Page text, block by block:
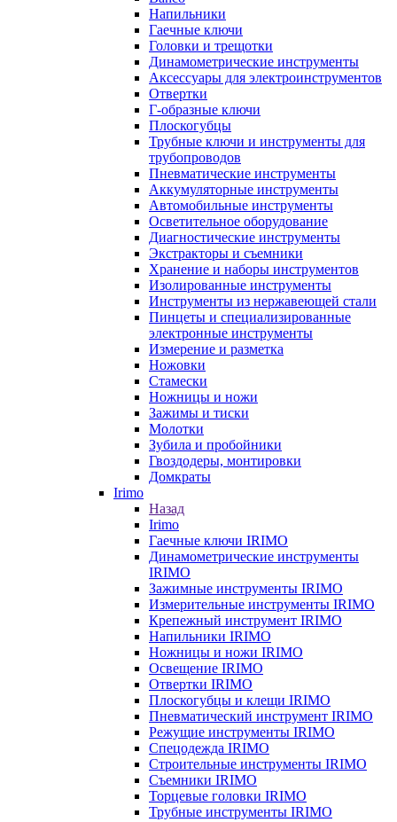
Напильники
Гаечные ключи
Головки и трещотки
Динамометрические инструменты
Аксессуары для электроинструментов
Отвертки
Г-образные ключи
Плоскогубцы
Трубные ключи и инструменты для
трубопроводов
Пневматические инструменты
Аккумуляторные инструменты
Автомобильные инструменты
Осветительное оборудование
Диагностические инструменты
Экстракторы и съемники
Хранение и наборы инструментов
Изолированные инструменты
Инструменты из нержавеющей стали
Пинцеты и специализированные
электронные инструменты
Измерение и разметка
Ножовки
Стамески
Ножницы и ножи
Зажимы и тиски
Молотки
Зубила и пробойники
Гвоздодеры, монтировки
Домкраты
Irimo
Назад
Irimo
Гаечные ключи IRIMO
Динамометрические инструменты
IRIMO
Зажимные инструменты IRIMO
Измерительные инструменты IRIMO
Крепежный инструмент IRIMO
Напильники IRIMO
Ножницы и ножи IRIMO
Освещение IRIMO
Отвертки IRIMO
Плоскогубцы и клещи IRIMO
Пневматический инструмент IRIMO
Режущие инструменты IRIMO
Спецодежда IRIMO
Строительные инструменты IRIMO
Съемники IRIMO
Торцевые головки IRIMO
Трубные инструменты IRIMO